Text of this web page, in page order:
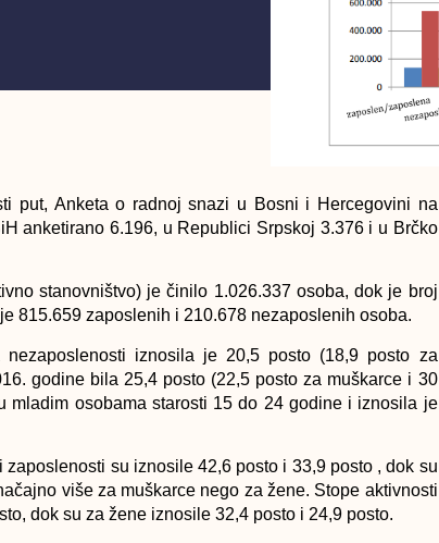
put, Anketa o radnoj snazi u Bosni i Hercegovini na
anketirano 6.196, u Republici Srpskoj 3.376 i u Brčko
stanovništvo) je činilo 1.026.337 osoba, dok je broj
815.659 zaposlenih i 210.678 nezaposlenih osoba.
iznosila je 20,5 posto (18,9 posto za
godine bila 25,4 posto (22,5 posto za muškarce i 30
mladim osobama starosti 15 do 24 godine i iznosila je
su iznosile 42,6 posto i 33,9 posto , dok su
više za muškarce nego za žene. Stope aktivnosti
dok su za žene iznosile 32,4 posto i 24,9 posto.